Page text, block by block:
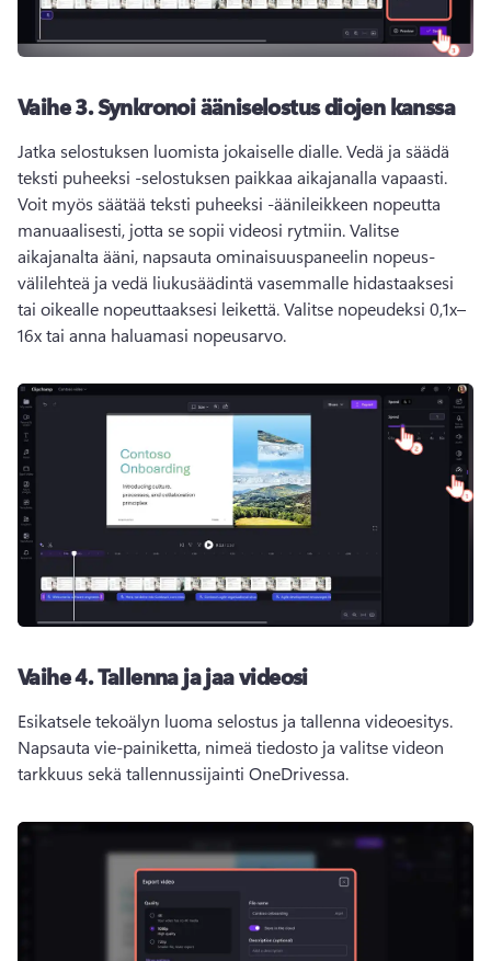
Vaihe 3.Synkronoi ääniselostus diojen kanssa
Jatka selostuksen luomista jokaiselle dialle. Vedä ja säädä
Voit myös säätää teksti puheeksi -äänileikkeen nopeutta
manuaalisesti, jotta se sopii videosi rytmiin. Valitse
aikajanalta ääni, napsauta ominaisuuspaneelin nopeus-
välilehteä ja vedä liukusäädintä vasemmalle hidastaaksesi
tai oikealle nopeuttaaksesi leikettä. Valitse nopeudeksi 0,1x–
16x tai anna haluamasi nopeusarvo.
Vaihe 4.Tallenna ja jaa videosi
Napsauta vie-painiketta, nimeä tiedosto ja valitse videon
tarkkuus sekä tallennussijainti OneDrivessa.